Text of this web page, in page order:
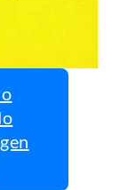
do